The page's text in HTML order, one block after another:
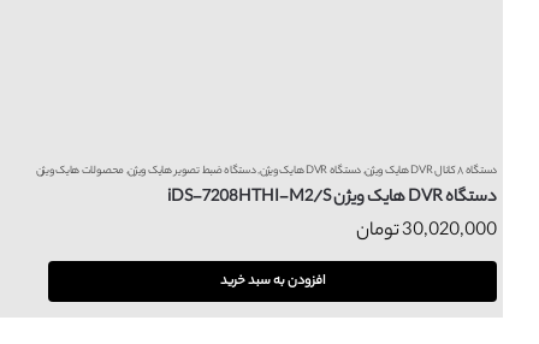
دستگاه ۸ کانال DVR هایک ویژن ,دستگاه DVR هایک ویژن ,دستگاه ضبط تصویر هایک ویژن,محصولات هایک ویژن
دستگاه DVR هایک ویژن iDS-7208HTHI-M2/S
30,020,000تومان
افزودن به سبد خرید